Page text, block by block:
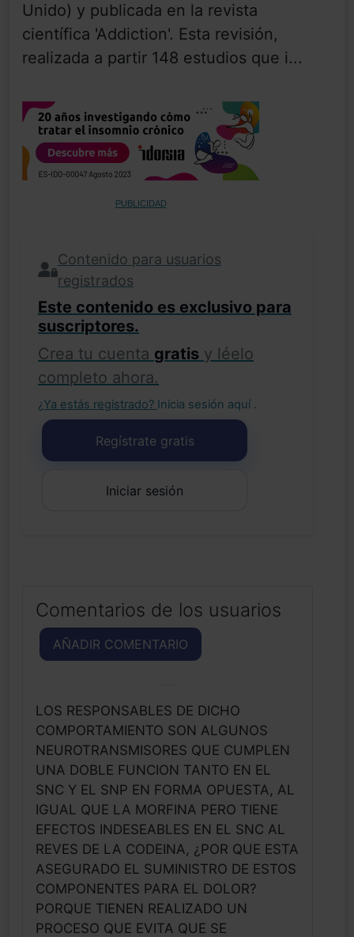
Unido) y publicada en la revista
científica 'Addiction'. Esta revisión,
realizada a partir 148 estudios que i...
PUBLICIDAD
Contenido para usuarios
registrados
Este contenido es exclusivo para
suscriptores.
Crea tu cuenta gratis y léelo
completo ahora.
¿Ya estás registrado? Inicia sesión aquí .
Regístrate gratis
Iniciar sesión
Comentarios de los usuarios
AÑADIR COMENTARIO
LOS RESPONSABLES DE DICHO
COMPORTAMIENTO SON ALGUNOS
NEUROTRANSMISORES QUE CUMPLEN
UNA DOBLE FUNCION TANTO EN EL
SNC Y EL SNP EN FORMA OPUESTA, AL
IGUAL QUE LA MORFINA PERO TIENE
EFECTOS INDESEABLES EN EL SNC AL
REVES DE LA CODEINA, ¿POR QUE ESTA
ASEGURADO EL SUMINISTRO DE ESTOS
COMPONENTES PARA EL DOLOR?
PORQUE TIENEN REALIZADO UN
PROCESO QUE EVITA QUE SE